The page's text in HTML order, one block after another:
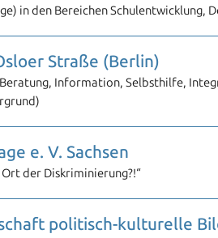
in den Bereichen
Straße (Berlin)
Information, Selbsthilfe,
e. V. Sachsen
der Diskriminierung?!“
politisch-kulturelle